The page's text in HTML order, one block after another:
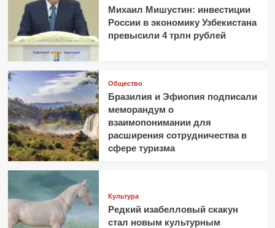
Михаил Мишустин: инвестиции
России в экономику Узбекистана
превысили 4 трлн рублей
Общество
Бразилия и Эфиопия подписали
меморандум о
взаимопонимании для
расширения сотрудничества в
сфере туризма
Культура
Редкий изабелловый скакун
стал новым культурным